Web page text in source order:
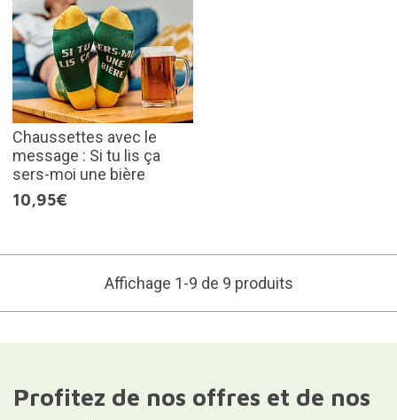
Chaussettes avec le
message : Si tu lis ça
sers-moi une bière
10,95€
Affichage 1-9 de 9 produits
Profitez de nos offres et de nos